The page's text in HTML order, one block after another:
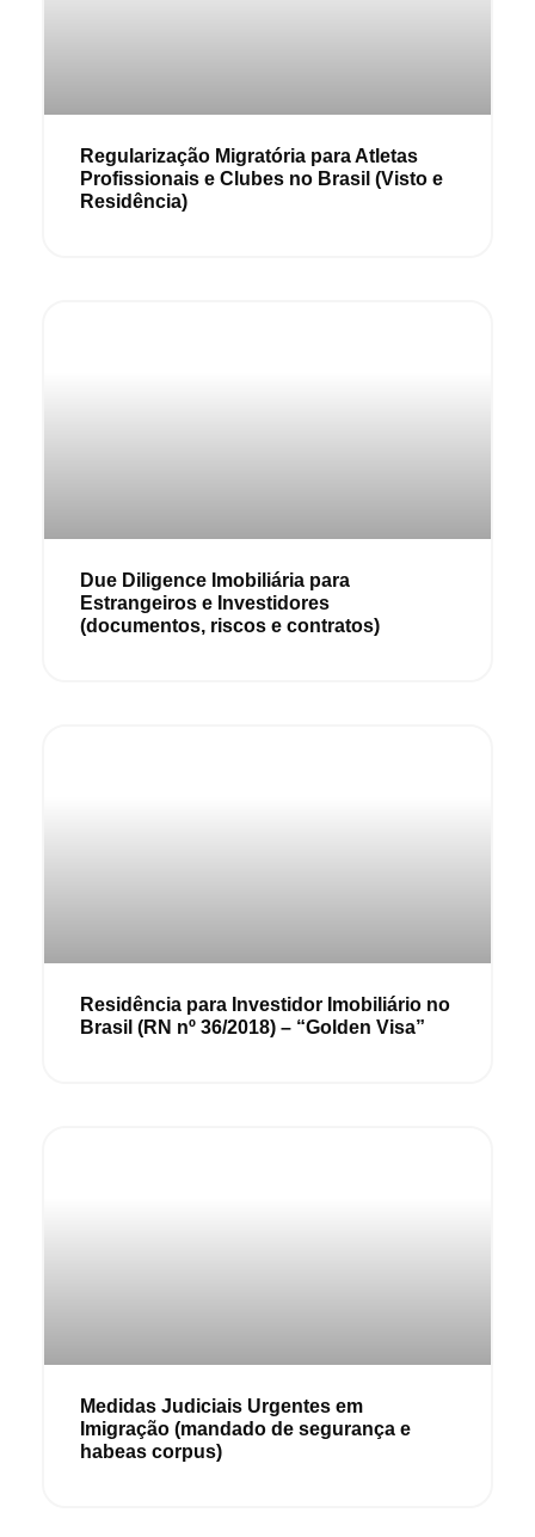
Regularização Migratória para Atletas
Profissionais e Clubes no Brasil (Visto e
Residência)
Due Diligence Imobiliária para
Estrangeiros e Investidores
(documentos, riscos e contratos)
Residência para Investidor Imobiliário no
Brasil (RN nº 36/2018) – “Golden Visa”
Medidas Judiciais Urgentes em
Imigração (mandado de segurança e
habeas corpus)